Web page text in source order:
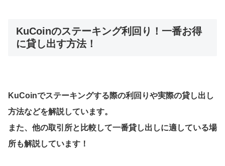
KuCoinのステーキング利回り！一番お得
に貸し出す方法！
KuCoinでステーキングする際の利回りや実際の貸し出し
方法などを解説しています。
また、他の取引所と比較して一番貸し出しに適している場
所も解説しています！